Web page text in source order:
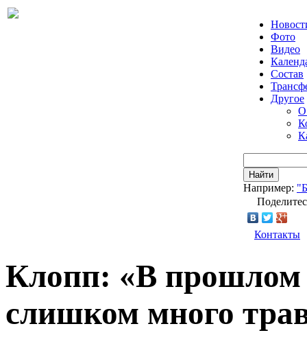
Фото
Видео
Состав
Другое
О
Найти
Например:
Контакты
Клопп: «В прошлом
слишком много